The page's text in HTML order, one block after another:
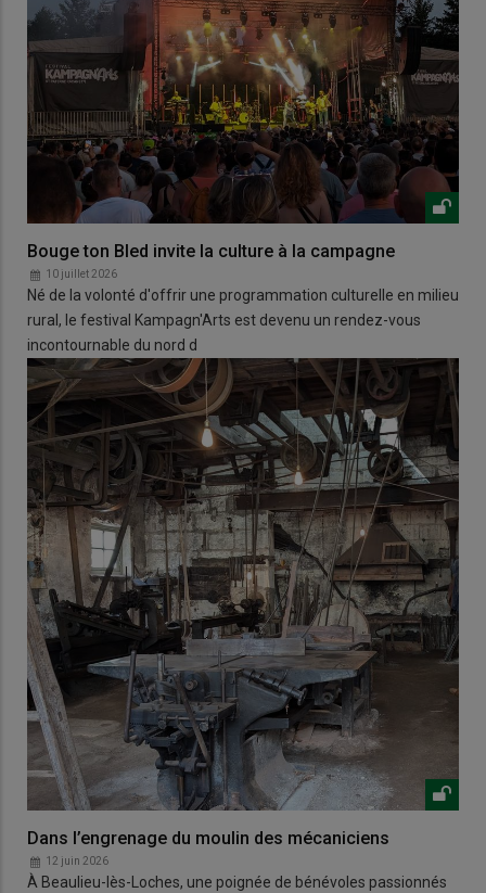
Bouge ton Bled invite la culture à la campagne
10 juillet 2026
Né de la volonté d'offrir une programmation culturelle en milieu
rural, le festival Kampagn'Arts est devenu un rendez-vous
incontournable du nord d
Dans l’engrenage du moulin des mécaniciens
12 juin 2026
À Beaulieu-lès-Loches, une poignée de bénévoles passionnés